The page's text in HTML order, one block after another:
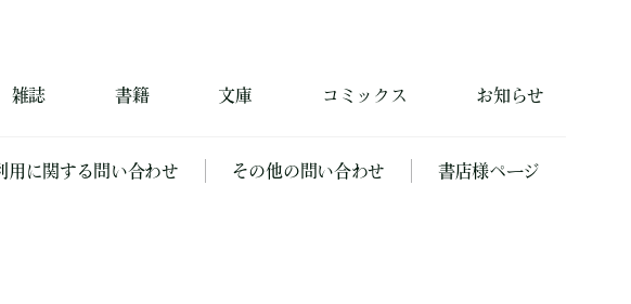
雑誌 書籍 文庫 コミックス お知らせ
用に関する問い合わせ その他の問い合わせ 書店様ページ